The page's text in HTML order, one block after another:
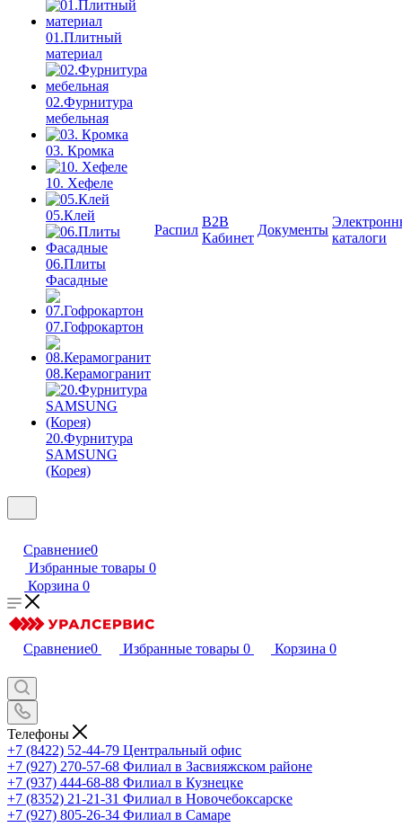
01.Плитный
материал
02.Фурнитура
мебельная
03. Кромка
10. Хефеле
05.Клей
06.Плиты
Фасадные
07.Гофрокартон
08.Керамогранит
20.Фурнитура
SAMSUNG
(Корея)
Распил
B2B
Кабинет
Документы
каталоги
Сравнение0
Избранные товары 0
Корзина 0
Сравнение0 Избранные товары 0 Корзина 0
Телефоны
+7 (8422) 52-44-79 Центральный офис
+7 (927) 270-57-68 Филиал в Засвияжском районе
+7 (937) 444-68-88 Филиал в Кузнецке
+7 (8352) 21-21-31 Филиал в Новочебоксарске
+7 (927) 805-26-34 Филиал в Самаре